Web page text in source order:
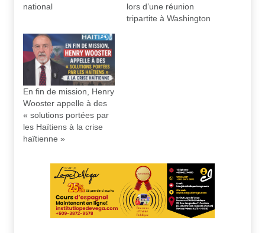
national
lors d’une réunion
tripartite à Washington
En fin de mission, Henry
Wooster appelle à des
« solutions portées par
les Haïtiens à la crise
haïtienne »